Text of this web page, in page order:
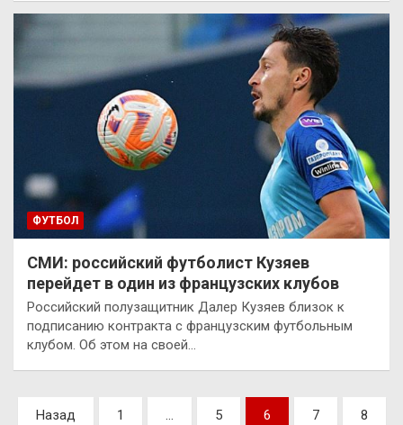
ФУТБОЛ
СМИ: российский футболист Кузяев
перейдет в один из французских клубов
Российский полузащитник Далер Кузяев близок к
подписанию контракта с французским футбольным
клубом. Об этом на своей…
Пагинация
Назад 1 … 5 6 7 8